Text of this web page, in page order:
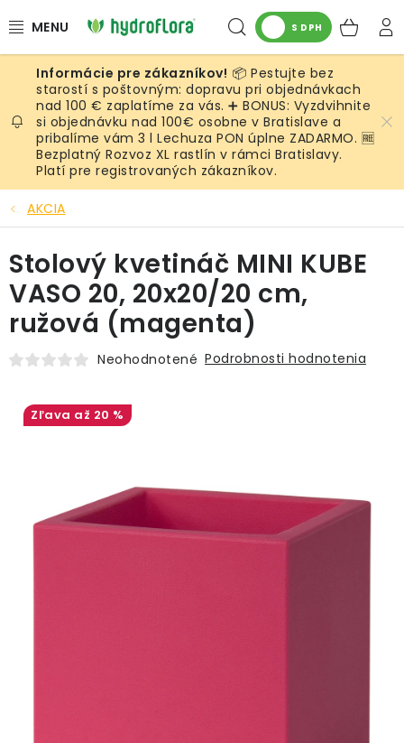
na
Hľadať
S DPH
RASTLINY
UMELÉ RASTLINY
KVETINÁČE
SUBSTRÁTY A PRÍSLUŠENSTVO
SERVIS INTERIÉROVEJ ZELENE
MACHY
ŽIVÉ STENY
ODBORNÉ ČLÁNKY
INTERIÉROVÉ DEKORÁCIE
📦 Pestujte bez
starostí s poštovným: dopravu pri objednávkach
nad 100 € zaplatíme za vás. ➕ BONUS: Vyzdvihnite
si objednávku nad 100€ osobne v Bratislave a
pribalíme vám 3 l Lechuza PON úplne ZADARMO. 🆓
Bezplatný Rozvoz XL rastlín v rámci Bratislavy.
Platí pre registrovaných zákazníkov.
AKCIA
Stolový kvetináč MINI KUBE
VASO 20, 20x20/20 cm,
ružová (magenta)
Neohodnotené Podrobnosti hodnotenia
až 20 %